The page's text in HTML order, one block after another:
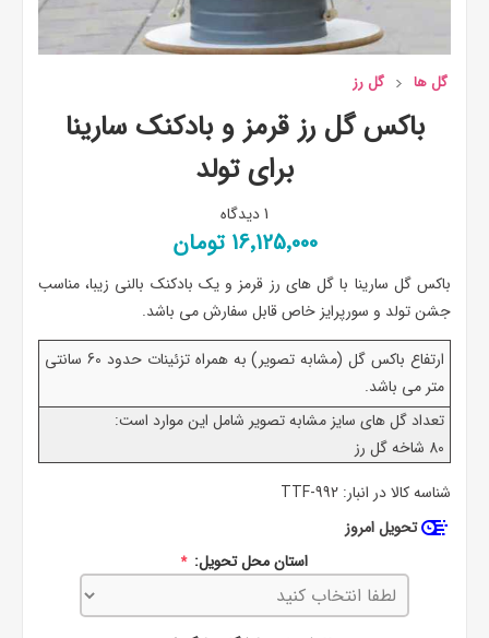
گل ها گل رز
باکس گل رز قرمز و بادکنک سارینا
برای تولد
1 دیدگاه
16٬125٬000 تومان
باکس گل سارینا با گل های رز قرمز و یک بادکنک بالنی زیبا، مناسب
جشن تولد و سورپرایز خاص قابل سفارش می باشد.
ارتفاع باکس گل (مشابه تصویر) به همراه تزئینات حدود 60 سانتی
متر می باشد.
تعداد گل های سایز مشابه تصویر شامل این موارد است:
80 شاخه گل رز
شناسه کالا در انبار: TTF-992
تحویل امروز
استان محل تحویل: *